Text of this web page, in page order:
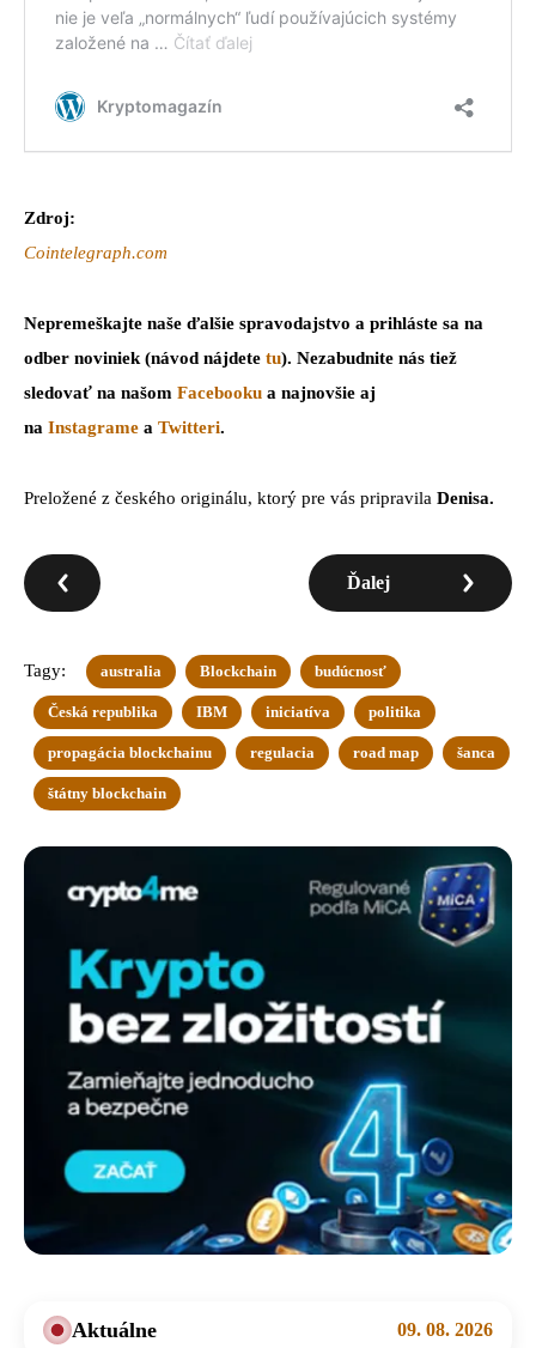
Zdroj:
Cointelegraph.com
Nepremeškajte naše ďalšie spravodajstvo a prihláste sa na
odber noviniek (návod nájdete tu). Nezabudnite nás tiež
sledovať na našom Facebooku a najnovšie aj
na Instagrame a Twitteri.
Preložené z českého originálu, ktorý pre vás pripravila Denisa.
Ďalej
Tagy: australia Blockchain budúcnosť
Česká republika IBM iniciatíva politika
propagácia blockchainu regulacia road map šanca
štátny blockchain
Aktuálne 09. 08. 2026